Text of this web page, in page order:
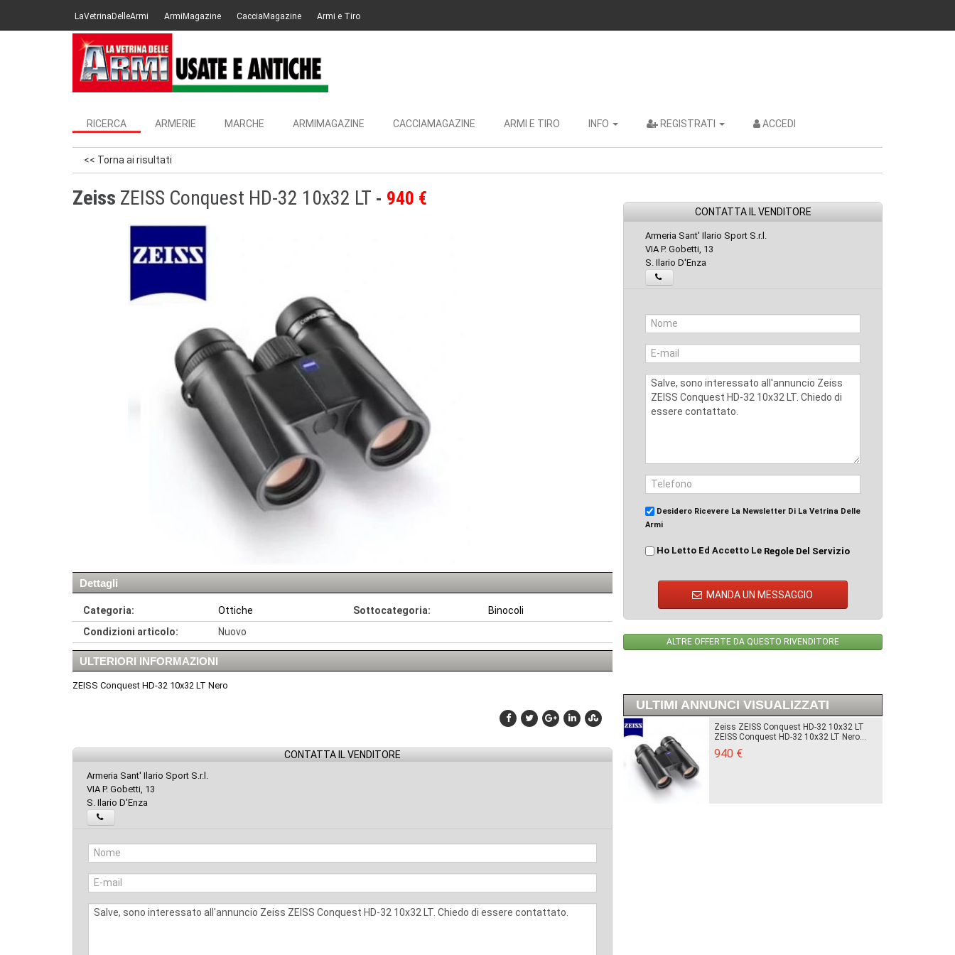
LaVetrinaDelleArmi ArmiMagazine CacciaMagazine Armi e Tiro
RICERCA ARMERIE MARCHE ARMIMAGAZINE CACCIAMAGAZINE ARMI E TIRO INFO REGISTRATI ACCEDI
<< Torna ai risultati
Zeiss ZEISS Conquest HD-32 10x32 LT 940 €
Dettagli
Categoria: Ottiche Sottocategoria:
Binocoli
Condizioni articolo:
Nuovo
ULTERIORI INFORMAZIONI
ZEISS Conquest HD-32 10x32 LT Nero
CONTATTA IL VENDITORE
Armeria Sant' Ilario Sport S.r.l.
VIA P. Gobetti, 13
S. Ilario D'Enza
CONTATTA IL VENDITORE
Armeria Sant' Ilario Sport S.r.l.
VIA P. Gobetti, 13
S. Ilario D'Enza
Desidero Ricevere La Newsletter Di La Vetrina Delle
Armi
Ho Letto Ed Accetto Le Regole Del Servizio
MANDA UN MESSAGGIO
ALTRE OFFERTE DA QUESTO RIVENDITORE
ULTIMI ANNUNCI VISUALIZZATI
Zeiss ZEISS Conquest HD-32 10x32 LT
ZEISS Conquest HD-32 10x32 LT Nero...
940 €